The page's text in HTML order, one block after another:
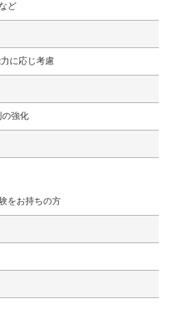
ど
に応じ考慮
の強化
をお持ちの方